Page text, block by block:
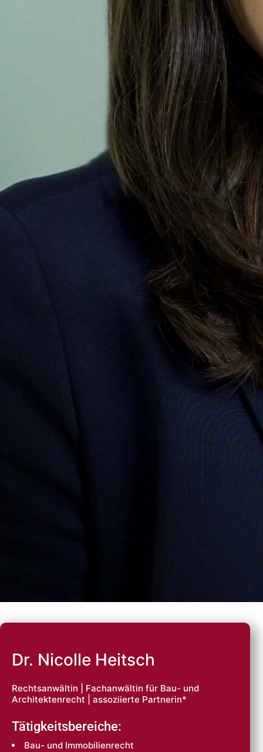
Dr. Nicolle Heitsch
Rechtsanwältin | Fachanwältin für Bau- und
Architektenrecht | assoziierte Partnerin*
Tätigkeitsbereiche:
Bau- und Immobilienrecht